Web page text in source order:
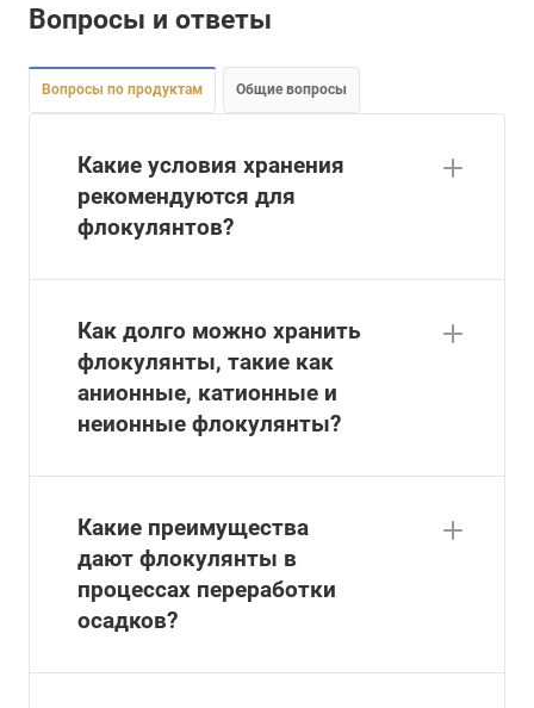
Вопросы и ответы
Вопросы по продуктам Общие вопросы
Какие условия хранения
рекомендуются для
флокулянтов?
Как долго можно хранить
флокулянты, такие как
анионные, катионные и
неионные флокулянты?
Какие преимущества
дают флокулянты в
процессах переработки
осадков?